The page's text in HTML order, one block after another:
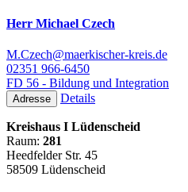
Herr Michael Czech
M.Czech@maerkischer-kreis.de
02351 966-6450
FD 56 - Bildung und Integration
Adresse Details
Kreishaus I Lüdenscheid
Raum: 281
Heedfelder Str. 45
58509 Lüdenscheid